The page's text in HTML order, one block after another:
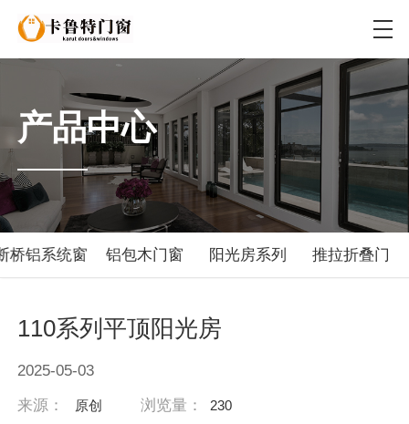
产品中心
桥铝系统窗 铝包木门窗 阳光房系列 推拉折叠门
110系列平顶阳光房
2025-05-03
来源： 原创 浏览量： 230